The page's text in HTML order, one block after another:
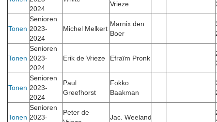
2024
Vrieze
Tonen
Senioren
2023-
2024
Michel Melkert
Marnix den
Boer
Tonen
Senioren
2023-
2024
Erik de Vrieze Efraïm Pronk
Tonen
Senioren
2023-
2024
Paul
Greefhorst
Fokko
Baakman
Tonen
Senioren
2023-
Peter de
Jac. Weeland